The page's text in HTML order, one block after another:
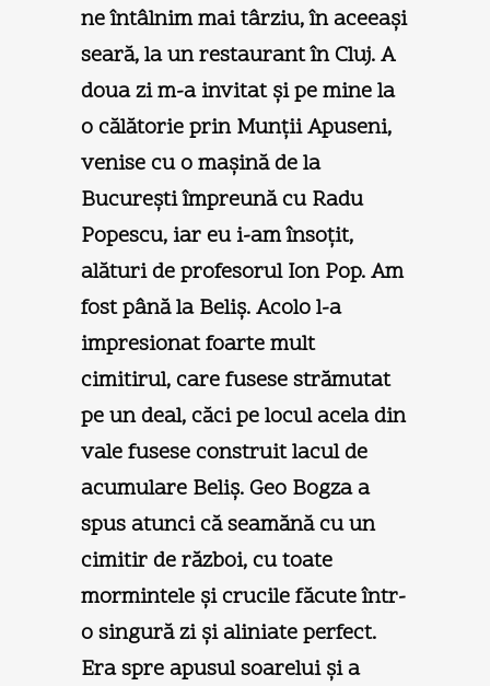
ne întâlnim mai târziu, în aceeaşi
seară, la un restaurant în Cluj. A
doua zi m-a invitat şi pe mine la
o călătorie prin Munţii Apuseni,
venise cu o maşină de la
Bucureşti împreună cu Radu
Popescu, iar eu i-am însoţit,
alături de profesorul Ion Pop. Am
fost până la Beliş. Acolo l-a
impresionat foarte mult
cimitirul, care fusese strămutat
pe un deal, căci pe locul acela din
vale fusese construit lacul de
acumulare Beliş. Geo Bogza a
spus atunci că seamănă cu un
cimitir de război, cu toate
mormintele şi crucile făcute într-
o singură zi şi aliniate perfect.
Era spre apusul soarelui şi a